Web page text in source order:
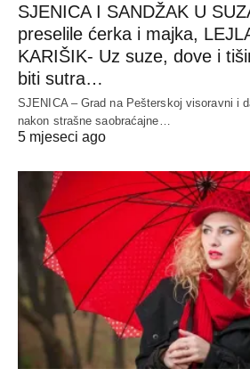
SJENICA I SANDŽAK U
preselile ćerka i majka,
KARIŠIK- Uz suze, dove i
biti sutra…
SJENICA – Grad na Pešterskoj visoravni i
nakon strašne saobraćajne…
5 mjeseci ago